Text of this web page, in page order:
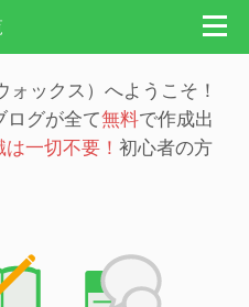
ォックス）へようこそ！
ログが全て無料で作成出
一切不要！ 初心者の方